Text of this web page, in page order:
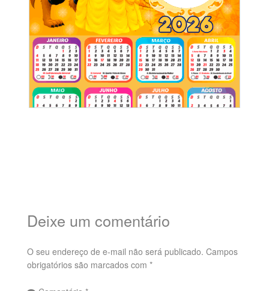
Deixe um comentário
O seu endereço de e-mail não será publicado. Campos
obrigatórios são marcados com *